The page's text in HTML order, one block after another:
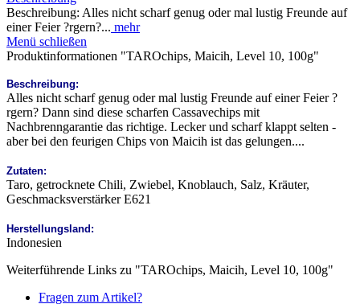
Beschreibung: Alles nicht scharf genug oder mal lustig Freunde auf
einer Feier ?rgern?... mehr
Menü schließen
Produktinformationen "TAROchips, Maicih, Level 10, 100g"
Beschreibung:
Alles nicht scharf genug oder mal lustig Freunde auf einer Feier ?
rgern? Dann sind diese scharfen Cassavechips mit
Nachbrenngarantie das richtige. Lecker und scharf klappt selten -
aber bei den feurigen Chips von Maicih ist das gelungen....
Zutaten:
Taro, getrocknete Chili, Zwiebel, Knoblauch, Salz, Kräuter,
Geschmacksverstärker E621
Herstellungsland:
Indonesien
Weiterführende Links zu "TAROchips, Maicih, Level 10, 100g"
Fragen zum Artikel?